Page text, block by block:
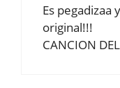
Es
original!!!
CANCION